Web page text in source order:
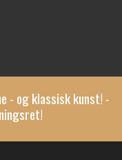
- og klassisk kunst! -